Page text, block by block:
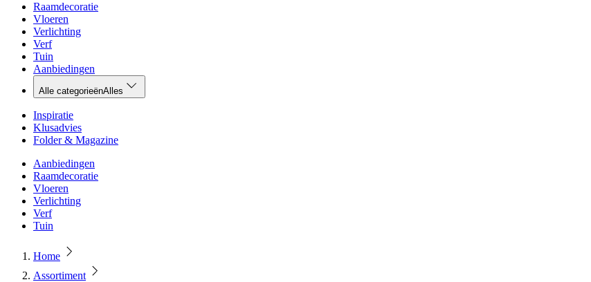
Raamdecoratie
Vloeren
Verlichting
Verf
Tuin
Aanbiedingen
Alle categorieënAlles
Inspiratie
Klusadvies
Folder & Magazine
Aanbiedingen
Raamdecoratie
Vloeren
Verlichting
Verf
Tuin
Home
Assortiment